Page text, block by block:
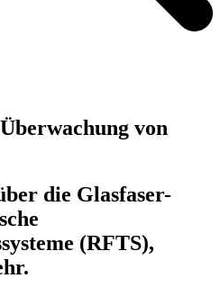
von
die Glasfaser-
(RFTS),